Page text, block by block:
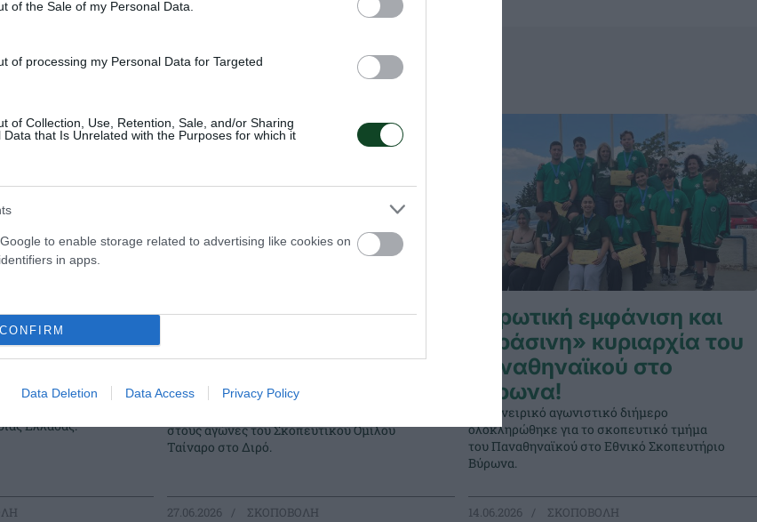
of the Sale of my Personal Data.
of processing my Personal Data for Targeted
of Collection, Use, Retention, Sale, and/or Sharing
Data that Is Unrelated with the Purposes for which it
to enable storage related to advertising like cookies on
in apps.
CONFIRM
Data Deletion Data Access Privacy Policy
μια ιδιαίτερα
Ελλάδας.
Σημαντικές διακρίσεις
θέσεις στο βάθρο, οι αθλητές και οι
στους αγώνες του Σκοπευτικού Ομίλου
Ταίναρο στο Διρό.
27.06.2026 ΣΚΟΠΟΒΟΛΗ
Σαρωτική εμφάνιση και
«πράσινη» κυριαρχία του
Παναθηναϊκού στο
Βύρωνα!
Ένα ονειρικό αγωνιστικό διήμερο
ολοκληρώθηκε για το σκοπευτικό τμήμα
του Παναθηναϊκού στο Εθνικό Σκοπευτήριο
Βύρωνα.
14.06.2026 ΣΚΟΠΟΒΟΛΗ